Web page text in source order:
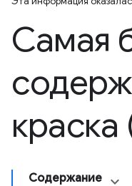
Самая
краска
Содержание